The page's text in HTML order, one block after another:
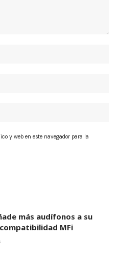
y web en este navegador para la
más audífonos a su
MFi